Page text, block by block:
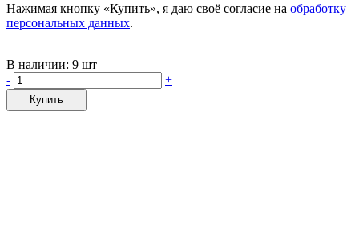
Нажимая кнопку «Купить», я даю своё согласие на обработку
персональных данных.
В наличии: 9 шт
-
+
Купить